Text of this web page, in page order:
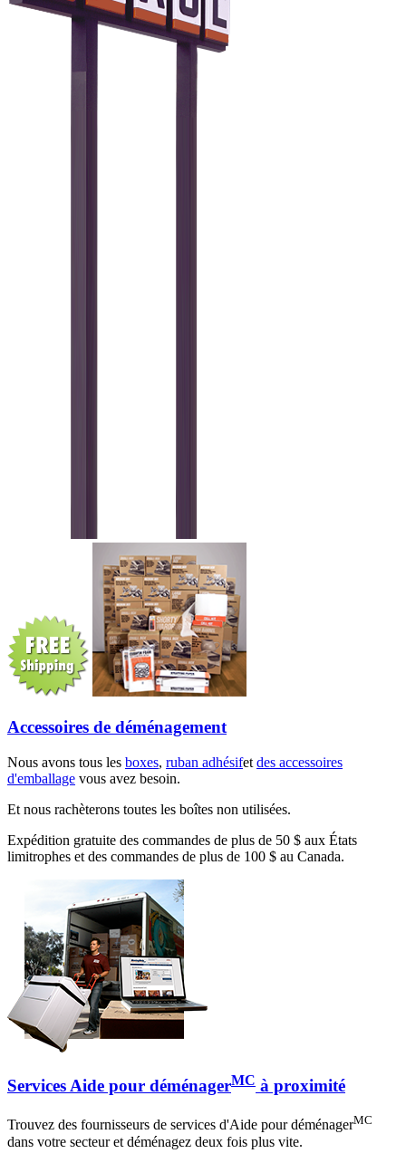
Accessoires de déménagement
Nous avons tous les boxes, ruban adhésifet des accessoires
d'emballage vous avez besoin.
Et nous rachèterons toutes les boîtes non utilisées.
Expédition gratuite des commandes de plus de 50 $ aux États
limitrophes et des commandes de plus de 100 $ au Canada.
Services Aide pour déménagerMC à proximité
Trouvez des fournisseurs de services d'Aide pour déménagerMC
dans votre secteur et déménagez deux fois plus vite.